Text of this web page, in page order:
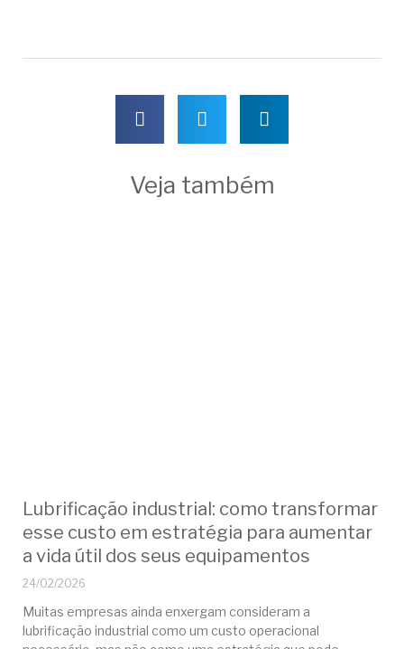
Veja também
Lubrificação industrial: como transformar
esse custo em estratégia para aumentar
a vida útil dos seus equipamentos
24/02/2026
Muitas empresas ainda enxergam consideram a
lubrificação industrial como um custo operacional